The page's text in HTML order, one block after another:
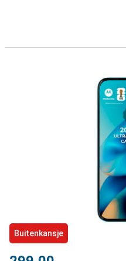
Buitenkansje